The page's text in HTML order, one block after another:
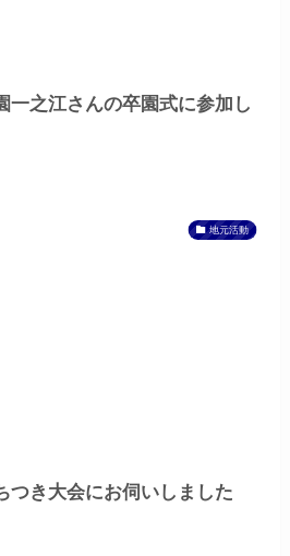
一之江さんの卒園式に参加し
地元活動
つき大会にお伺いしました